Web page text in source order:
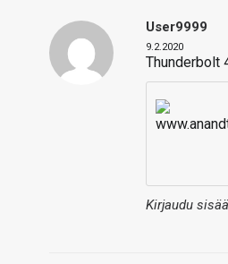
User9999
9.2.2020
Thunderbolt
Kirjaudu